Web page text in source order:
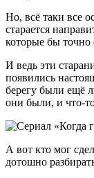
Но, всё таки все
старается
которые бы точно
И ведь эти
появились
берегу были ещё
они были, и что-
А вот кто мог
дотошно